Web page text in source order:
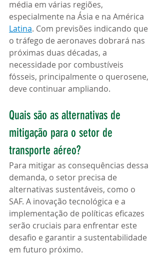
média em várias regiões,
especialmente na Ásia e na América
Latina. Com previsões indicando que
o tráfego de aeronaves dobrará nas
próximas duas décadas, a
necessidade por combustíveis
fósseis, principalmente o querosene,
deve continuar ampliando.
Quais são as alternativas de
mitigação para o setor de
transporte aéreo?
Para mitigar as consequências dessa
demanda, o setor precisa de
alternativas sustentáveis, como o
SAF. A inovação tecnológica e a
implementação de políticas eficazes
serão cruciais para enfrentar este
desafio e garantir a sustentabilidade
em futuro próximo.